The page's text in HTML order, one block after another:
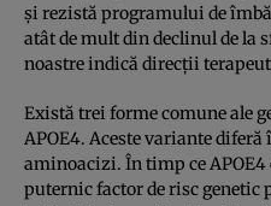
și rezistă programului de
atât de mult din declinul de la
noastre indică direcții
Există trei forme comune ale
APOE4. Aceste variante
aminoacizi. În timp ce APOE4
puternic factor de risc genetic